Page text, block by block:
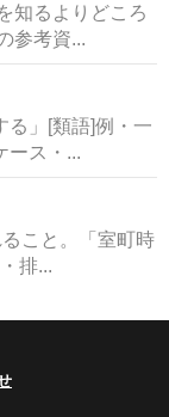
知るよりどころ
参考資...
る」[類語]例・一
ース・...
こと。「室町時
排...